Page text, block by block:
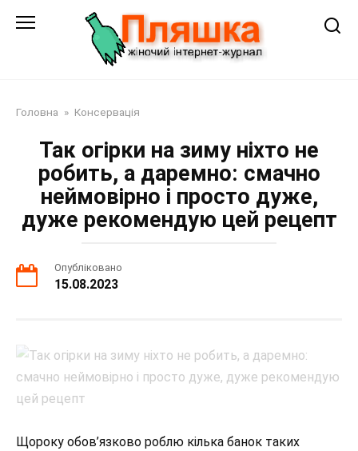
Головна » Консервація
Так огірки на зиму ніхто не
робить, а даремно: смачно
неймовірно і просто дуже,
дуже рекомендую цей рецепт
Опубліковано
15.08.2023
Щороку обов’язково роблю кілька банок таких